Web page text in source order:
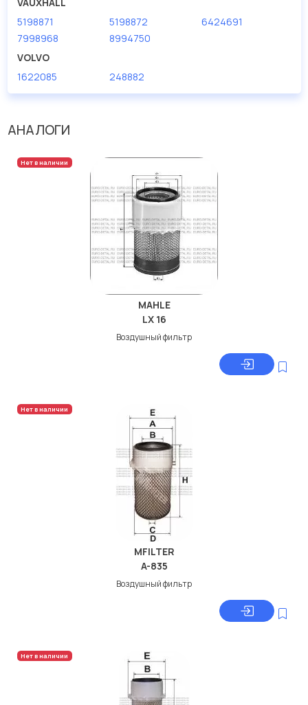
5198871
5198872
6424691
7998968
8994750
VOLVO
1622085
248882
АНАЛОГИ
Нет в наличии
MAHLE
LX 16
Воздушный фильтр
Нет в наличии
MFILTER
A-835
Воздушный фильтр
Нет в наличии